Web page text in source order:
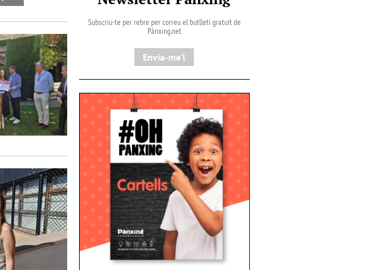
Subscriu-te per rebre per correu el butlletí gratuït de
Pànxing.net​
Envia-me'l